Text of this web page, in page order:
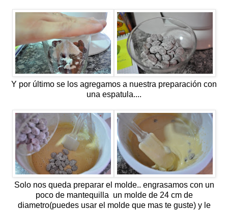
Y por último se los agregamos a nuestra preparación con
una espatula....
Solo nos queda preparar el molde.. engrasamos con un
poco de mantequilla un molde de 24 cm de
diametro(puedes usar el molde que mas te guste) y le